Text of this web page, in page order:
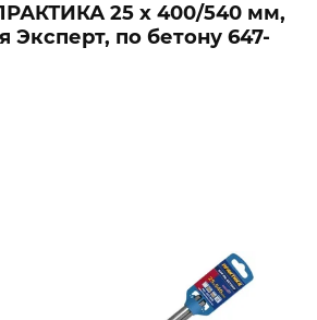
25 х 400/540 мм,
по бетону 647-